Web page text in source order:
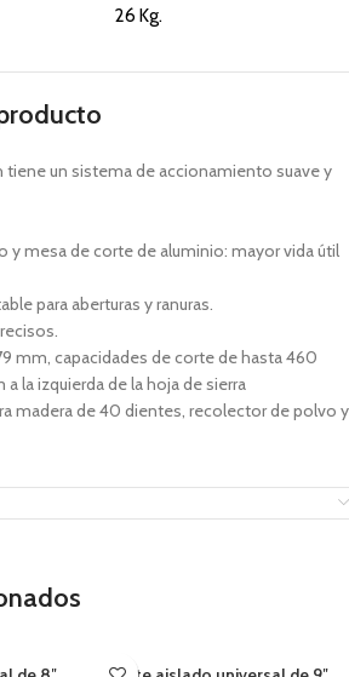
26 Kg.
tiene un sistema de accionamiento suave y
y mesa de corte de aluminio: mayor vida útil
para aberturas y ranuras.
mm, capacidades de corte de hasta 460
la izquierda de la hoja de sierra
madera de 40 dientes, recolector de polvo y